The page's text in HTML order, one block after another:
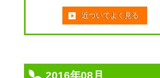
近づいてよく見る
2016年08月